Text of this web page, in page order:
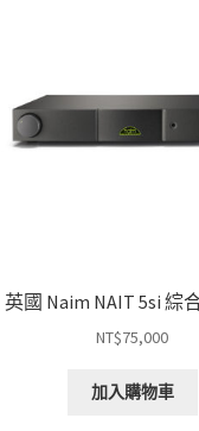
英國 Naim NAIT 5si 綜
NT$75,000
加入購物車